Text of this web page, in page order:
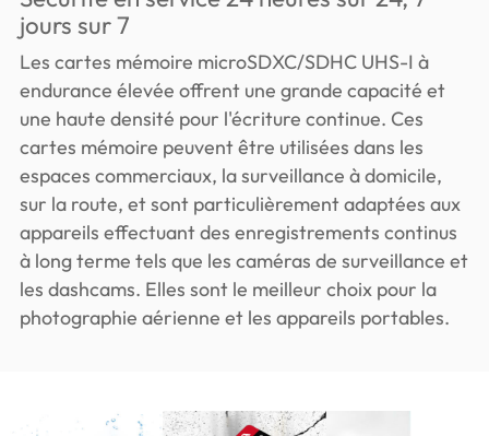
jours sur 7
Les cartes mémoire microSDXC/SDHC UHS-I à
endurance élevée offrent une grande capacité et
une haute densité pour l'écriture continue. Ces
cartes mémoire peuvent être utilisées dans les
espaces commerciaux, la surveillance à domicile,
sur la route, et sont particulièrement adaptées aux
appareils effectuant des enregistrements continus
à long terme tels que les caméras de surveillance et
les dashcams. Elles sont le meilleur choix pour la
photographie aérienne et les appareils portables.